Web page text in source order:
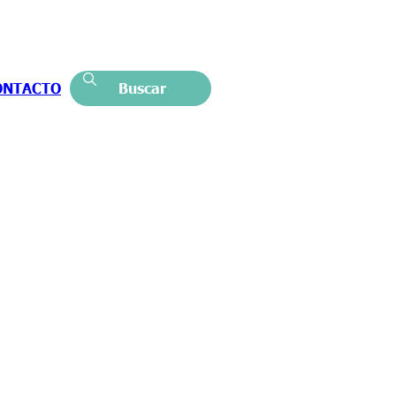
Buscar